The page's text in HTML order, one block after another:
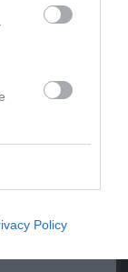
Policy